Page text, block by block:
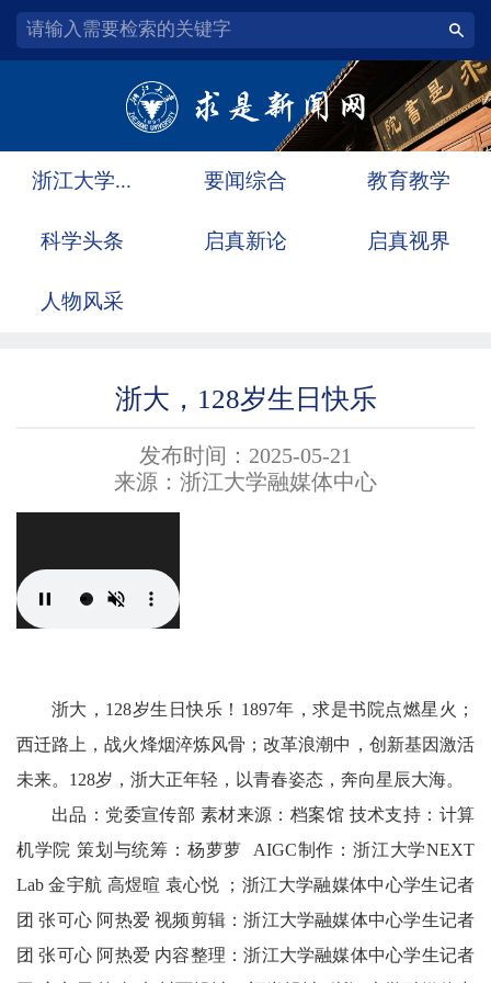
浙江大学... 要闻综合 教育教学
科学头条 启真新论 启真视界
人物风采
浙大，128岁生日快乐
发布时间：2025-05-21
来源：浙江大学融媒体中心
浙大，128岁生日快乐！1897年，求是书院点燃星火；
西迁路上，战火烽烟淬炼风骨；改革浪潮中，创新基因激活
未来。128岁，浙大正年轻，以青春姿态，奔向星辰大海。
出品：党委宣传部 素材来源：档案馆 技术支持：计算
机学院 策划与统筹：杨萝萝 AIGC制作：浙江大学NEXT
Lab 金宇航 高煜暄 袁心悦 ；浙江大学融媒体中心学生记者
团 张可心 阿热爱 视频剪辑：浙江大学融媒体中心学生记者
团 张可心 阿热爱 内容整理：浙江大学融媒体中心学生记者